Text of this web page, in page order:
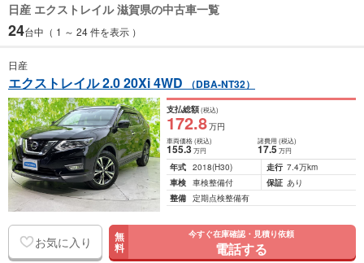
日産 エクストレイル 滋賀県の中古車一覧
24台中（ 1 ～ 24 件を表示 ）
日産
エクストレイル 2.0 20Xi 4WD （DBA-NT32）
支払総額(税込)
172.8万円
車両価格(税込)
155.3万円
諸費用 (税込)
17.5 万円
年式 2018(H30) 走行 7.4万km
車検 車検整備付 保証 あり
整備 定期点検整備有
お気に入り 無
料
今すぐ在庫確認・見積り依頼
電話する